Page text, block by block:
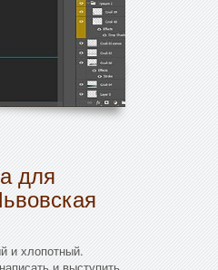
для
и хлопотный.
и выступить